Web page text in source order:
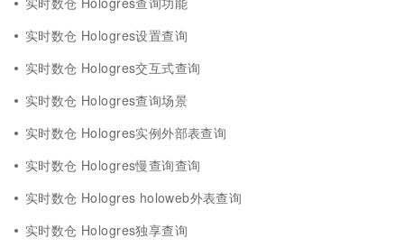
实时数仓 Hologres设置查询
实时数仓 Hologres交互式查询
实时数仓 Hologres查询场景
实时数仓 Hologres实例外部表查询
实时数仓 Hologres慢查询查询
实时数仓 Hologres holoweb外表查询
实时数仓 Hologres独享查询